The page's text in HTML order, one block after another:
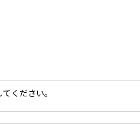
ください。